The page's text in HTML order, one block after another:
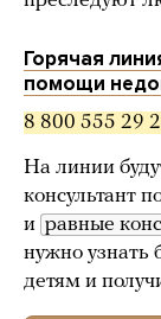
Горячая
помощи
8 800 555 29
На линии
консультант
и равные
нужно
детям и